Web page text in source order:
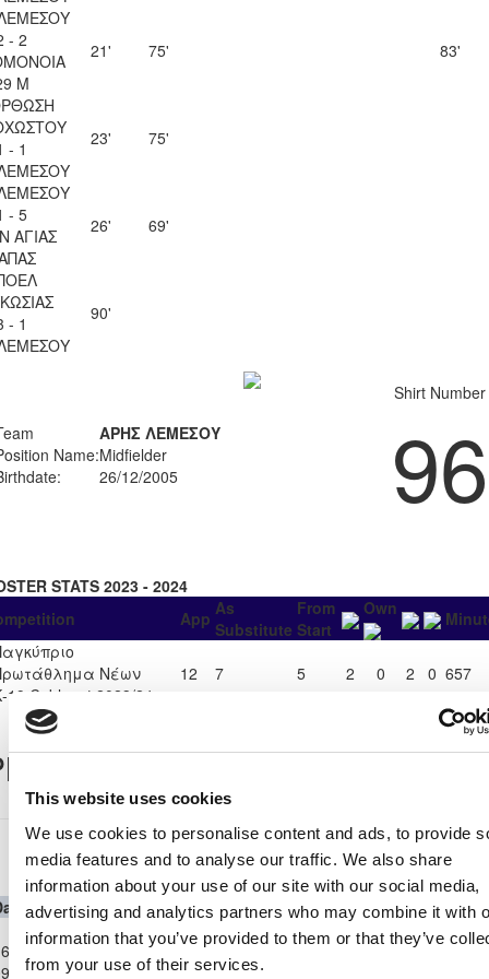
This website uses cookies
We use cookies to personalise content and ads, to provide
media features and to analyse our traffic. We also share
information about your use of our site with our social media,
advertising and analytics partners who may combine it with
information that you’ve provided to them or that they’ve
from your use of their services.
- 2
Μ
21' 75' 83'
- 1
23' 75'
- 5
ΑΓΙΑΣ
26' 69'
- 1
90'
ΑΡΗΣ ΛΕΜΕΣΟΥ
Name:Midfielder
26/12/2005
Shirt Number
96
STATS 2023 - 2024
App As
Substitute
From
Start
Own
Νέων
19 Cablenet 2023/24
12 7 5 2 0 2 0 657
Record
Παγκύπριο Πρωτάθλημα Νέων Κ-19 Cablenet
2023/24
Competition Home TeamH AAway Team MinutesIn Out
Παγκύπριο
Πρωτάθλημα
Νέων Κ-19
ΑΠΟΛΛΩΝΑΣ0 1